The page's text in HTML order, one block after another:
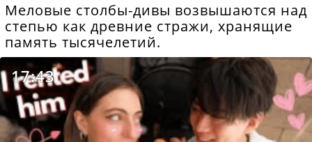
Меловые столбы-дивы возвышаются над
степью как древние стражи, хранящие
память тысячелетий.
17:43